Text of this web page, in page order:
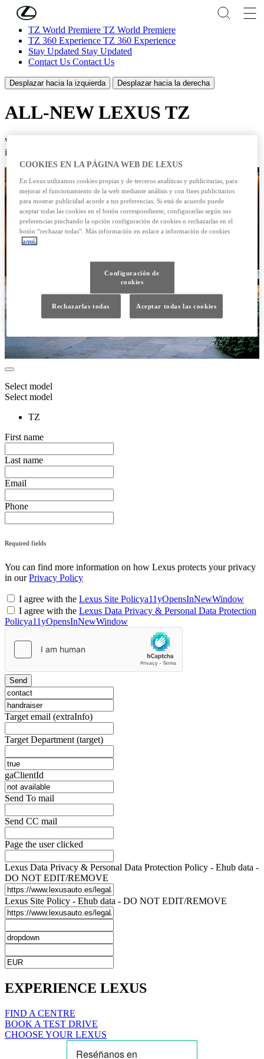
Skip to Main Content
TZ World Premiere TZ World Premiere
TZ 360 Experience TZ 360 Experience
Stay Updated Stay Updated
Contact Us Contact Us
Desplazar hacia la izquierda Desplazar hacia la derecha
ALL-NEW LEXUS TZ
Would you like a dealership to contact you about your options? Fill
in the form below.
Select model
Select model
TZ
First name
Last name
Email
Phone
Required fields
You can find more information on how Lexus protects your privacy
in ourPrivacy Policy
I agree with the Lexus Site Policya11yOpensInNewWindow
I agree with the Lexus Data Privacy & Personal Data Protection
Policya11yOpensInNewWindow
Send
Target email (extraInfo)
Target Department (target)
gaClientId
Send To mail
Send CC mail
Page the user clicked
Lexus Data Privacy & Personal Data Protection Policy - Ehub data -
DO NOT EDIT/REMOVE
Lexus Site Policy - Ehub data - DO NOT EDIT/REMOVE
EXPERIENCE LEXUS
FIND A CENTRE
BOOK A TEST DRIVE
CHOOSE YOUR LEXUS
COOKIES EN LA PÁGINA WEB DE LEXUS
En Lexus utilizamos cookies propias y de terceros analíticas y publicitarias, para
mejorar el funcionamiento de la web mediante análisis y con fines publicitarios
para mostrar publicidad acorde a tus preferencias. Si está de acuerdo puede
aceptar todas las cookies en el botón correspondiente, configurarlas según sus
preferencias pinchando la opción configuración de cookies o rechazarlas en el
botón “rechazar todas”. Más información en enlace a información de cookies
aquí.
Configuración de
cookies
Rechazarlas todas Aceptar todas las cookies